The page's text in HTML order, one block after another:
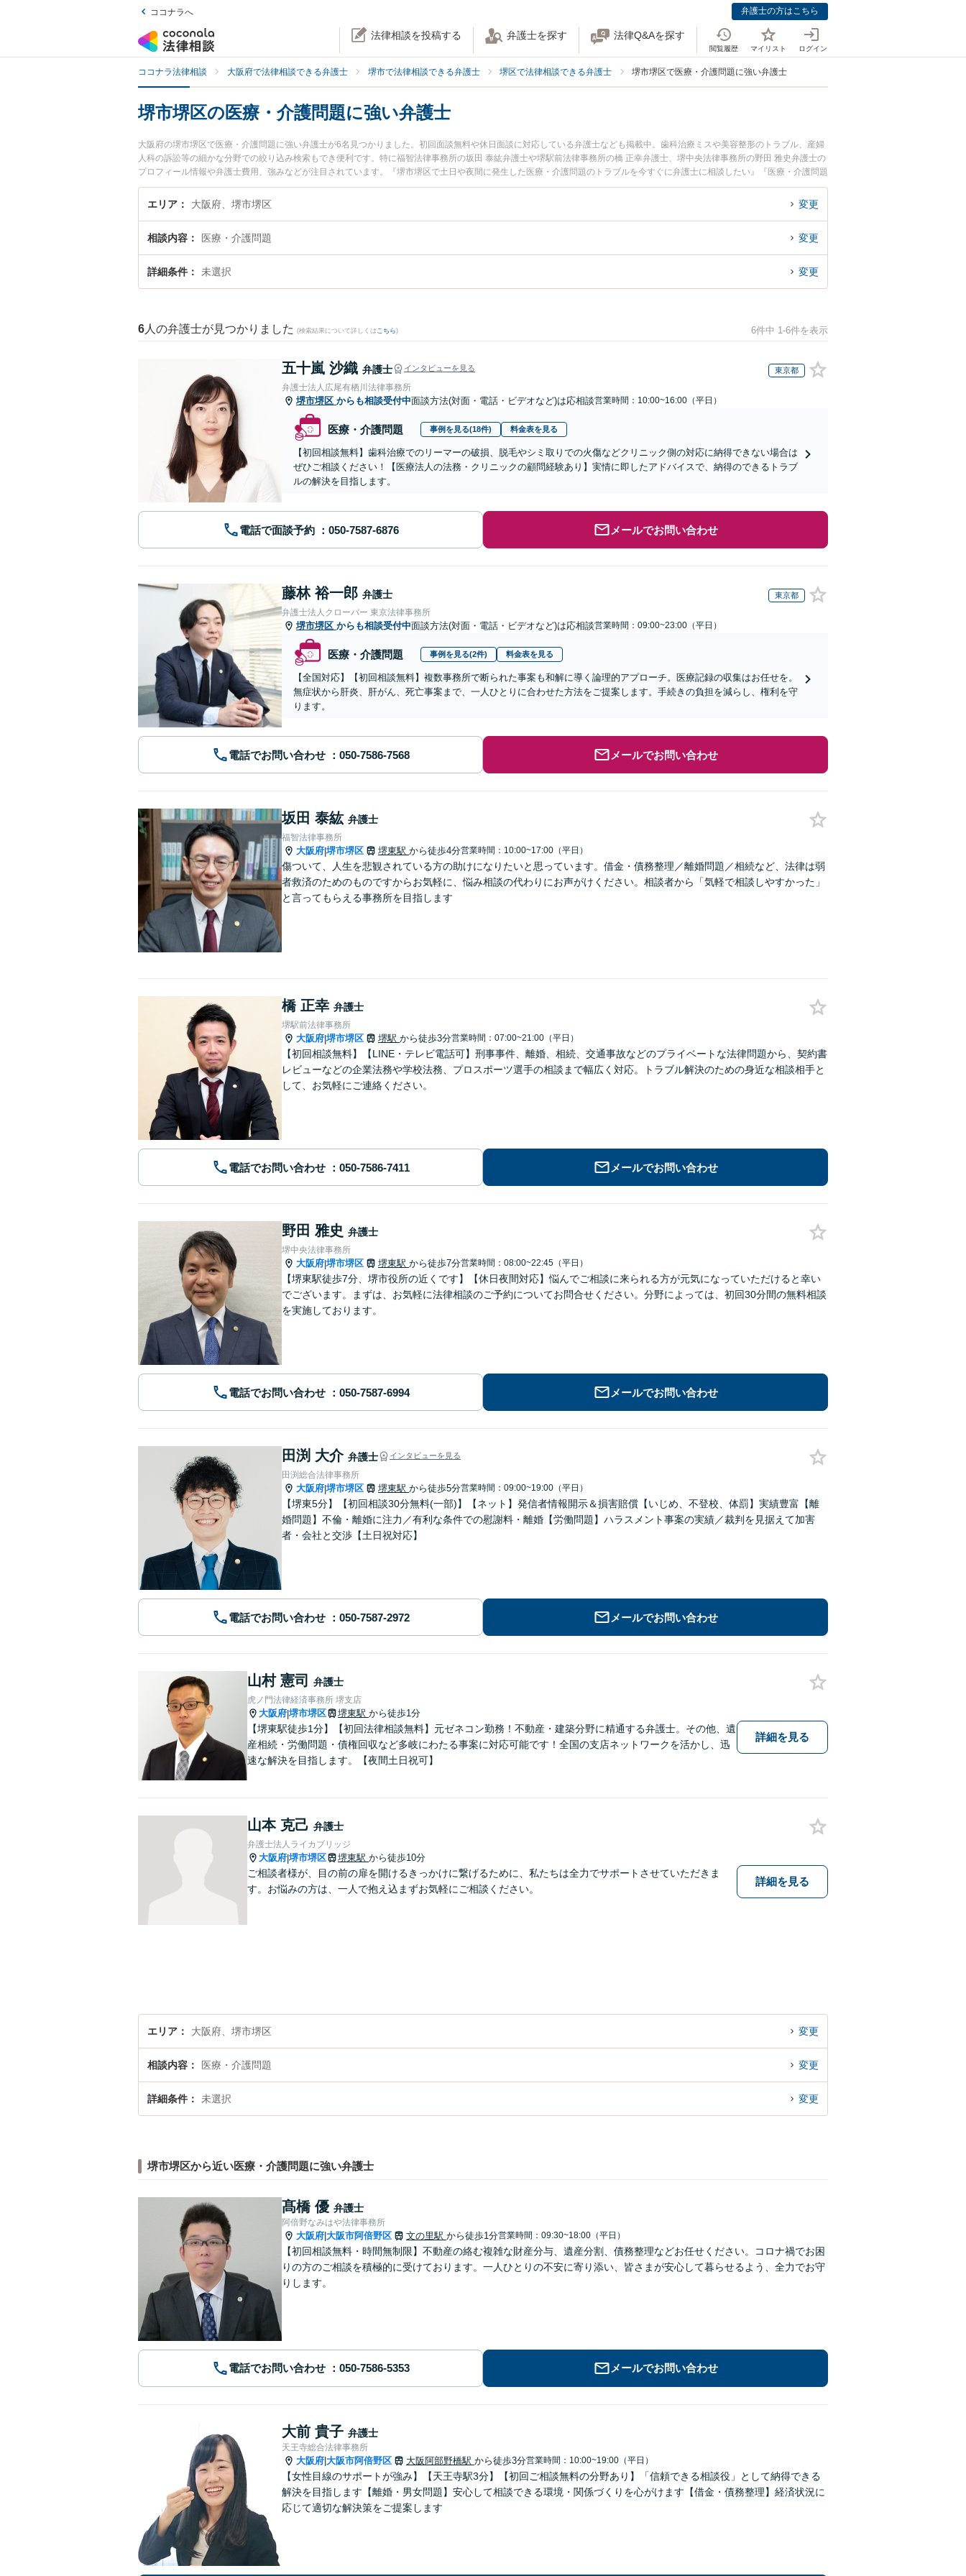
ココナラへ 弁護士の方はこちら
法律相談を投稿する 弁護士を探す 法律Q&Aを探す
閲覧履歴 マイリスト ログイン
ココナラ法律相談 大阪府で法律相談できる弁護士 堺市で法律相談できる弁護士 堺区で法律相談できる弁護士 堺市堺区で医療・介護問題に強い弁護士
堺市堺区の医療・介護問題に強い弁護士
大阪府の堺市堺区で医療・介護問題に強い弁護士が6名見つかりました。初回面談無料や休日面談に対応している弁護士なども掲載中。歯科治療ミスや美容整形のトラブル、産婦
人科の訴訟等の細かな分野での絞り込み検索もでき便利です。特に福智法律事務所の坂田 泰紘弁護士や堺駅前法律事務所の橋 正幸弁護士、堺中央法律事務所の野田 雅史弁護士の
プロフィール情報や弁護士費用、強みなどが注目されています。『堺市堺区で土日や夜間に発生した医療・介護問題のトラブルを今すぐに弁護士に相談したい』『医療・介護問題
のトラブル解決の実績豊富な近くの弁護士を検索したい』『初回相談無料で医療・介護問題を法律相談できる堺市堺区内の弁護士に相談予約したい』などでお困りの相談者さんに
おすすめです。
エリア 大阪府、堺市堺区 変更
相談内容 医療・介護問題 変更
詳細条件 未選択 変更
6 人の弁護士が見つかりました (検索結果について詳しくは こちら) 6件中 1-6件を表示
五十嵐 沙織 弁護士 インタビューを見る 東京都
弁護士法人広尾有栖川法律事務所
堺市堺区 からも相談受付中面談方法(対面・電話・ビデオなど)は応相談営業時間：10:00~16:00（平日）
医療・介護問題 事例を見る(18件) 料金表を見る
【初回相談無料】歯科治療でのリーマーの破損、脱毛やシミ取りでの火傷などクリニック側の対応に納得できない場合は
ぜひご相談ください！【医療法人の法務・クリニックの顧問経験あり】実情に即したアドバイスで、納得のできるトラブ
ルの解決を目指します。
電話で面談予約 メールでお問い合わせ
藤林 裕一郎 弁護士 東京都
弁護士法人クローバー 東京法律事務所
堺市堺区 からも相談受付中面談方法(対面・電話・ビデオなど)は応相談営業時間：09:00~23:00（平日）
医療・介護問題 事例を見る(2件) 料金表を見る
【全国対応】【初回相談無料】複数事務所で断られた事案も和解に導く論理的アプローチ。医療記録の収集はお任せを。
無症状から肝炎、肝がん、死亡事案まで、一人ひとりに合わせた方法をご提案します。手続きの負担を減らし、権利を守
ります。
電話でお問い合わせ メールでお問い合わせ
坂田 泰紘 弁護士
福智法律事務所
大阪府|堺市堺区 堺東駅 から徒歩4分営業時間：10:00~17:00（平日）
傷ついて、人生を悲観されている方の助けになりたいと思っています。借金・債務整理／離婚問題／相続など、法律は弱
者救済のためのものですからお気軽に、悩み相談の代わりにお声がけください。相談者から「気軽で相談しやすかった」
と言ってもらえる事務所を目指します
橋 正幸 弁護士
堺駅前法律事務所
大阪府|堺市堺区 堺駅 から徒歩3分営業時間：07:00~21:00（平日）
【初回相談無料】【LINE・テレビ電話可】刑事事件、離婚、相続、交通事故などのプライベートな法律問題から、契約書
レビューなどの企業法務や学校法務、プロスポーツ選手の相談まで幅広く対応。トラブル解決のための身近な相談相手と
して、お気軽にご連絡ください。
電話でお問い合わせ メールでお問い合わせ
野田 雅史 弁護士
堺中央法律事務所
大阪府|堺市堺区 堺東駅 から徒歩7分営業時間：08:00~22:45（平日）
【堺東駅徒歩7分、堺市役所の近くです】【休日夜間対応】悩んでご相談に来られる方が元気になっていただけると幸い
でございます。まずは、お気軽に法律相談のご予約についてお問合せください。分野によっては、初回30分間の無料相談
を実施しております。
電話でお問い合わせ メールでお問い合わせ
田渕 大介 弁護士 インタビューを見る
田渕総合法律事務所
大阪府|堺市堺区 堺東駅 から徒歩5分営業時間：09:00~19:00（平日）
【堺東5分】【初回相談30分無料(一部)】【ネット】発信者情報開示＆損害賠償【いじめ、不登校、体罰】実績豊富【離
婚問題】不倫・離婚に注力／有利な条件での慰謝料・離婚【労働問題】ハラスメント事案の実績／裁判を見据えて加害
者・会社と交渉【土日祝対応】
電話でお問い合わせ メールでお問い合わせ
山村 憲司 弁護士
虎ノ門法律経済事務所 堺支店
大阪府|堺市堺区 堺東駅 から徒歩1分
【堺東駅徒歩1分】【初回法律相談無料】元ゼネコン勤務！不動産・建築分野に精通する弁護士。その他、遺
産相続・労働問題・債権回収など多岐にわたる事案に対応可能です！全国の支店ネットワークを活かし、迅
速な解決を目指します。【夜間土日祝可】
詳細を見る
山本 克己 弁護士
弁護士法人ライカブリッジ
大阪府|堺市堺区 堺東駅 から徒歩10分
ご相談者様が、目の前の扉を開けるきっかけに繋げるために、私たちは全力でサポートさせていただきま
す。お悩みの方は、一人で抱え込まずお気軽にご相談ください。
詳細を見る
エリア 大阪府、堺市堺区 変更
相談内容 医療・介護問題 変更
詳細条件 未選択 変更
堺市堺区から近い医療・介護問題に強い弁護士
髙橋 優 弁護士
阿倍野なみはや法律事務所
大阪府 大阪市阿倍野区 文の里駅 から徒歩1分営業時間：09:30~18:00（平日）
【初回相談無料・時間無制限】不動産の絡む複雑な財産分与、遺産分割、債務整理などお任せください。コロナ禍でお困
りの方のご相談を積極的に受けております。一人ひとりの不安に寄り添い、皆さまが安心して暮らせるよう、全力でお守
りします。
電話でお問い合わせ メールでお問い合わせ
大前 貴子 弁護士
天王寺総合法律事務所
大阪府 大阪市阿倍野区 大阪阿部野橋駅 から徒歩3分営業時間：10:00~19:00（平日）
【女性目線のサポートが強み】【天王寺駅3分】【初回ご相談無料の分野あり】「信頼できる相談役」として納得できる
解決を目指します【離婚・男女問題】安心して相談できる環境・関係づくりを心がけます【借金・債務整理】経済状況に
応じて適切な解決策をご提案します